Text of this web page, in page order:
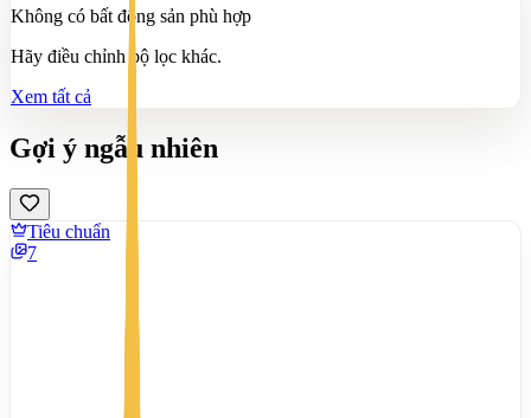
Không có bất động sản phù hợp
Hãy điều chỉnh bộ lọc khác.
Xem tất cả
Gợi ý ngẫu nhiên
Tiêu chuẩn
7